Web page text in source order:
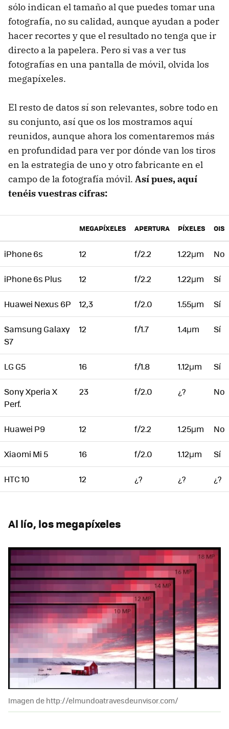
sólo indican el tamaño al que puedes tomar una
fotografía, no su calidad, aunque ayudan a poder
hacer recortes y que el resultado no tenga que ir
directo a la papelera. Pero si vas a ver tus
fotografías en una pantalla de móvil, olvida los
megapíxeles.
El resto de datos sí son relevantes, sobre todo en
su conjunto, así que os los mostramos aquí
reunidos, aunque ahora los comentaremos más
en profundidad para ver por dónde van los tiros
en la estrategia de uno y otro fabricante en el
campo de la fotografía móvil. Así pues, aquí
tenéis vuestras cifras:
MEGAPÍXELES APERTURA PÍXELES OIS
iPhone 6s 12 f/2.2 1.22µm No
iPhone 6s Plus 12 f/2.2 1.22µm Sí
Huawei Nexus 6P 12,3 f/2.0 1.55µm Sí
Samsung Galaxy
S7
12 f/1.7 1.4µm Sí
LG G5 16 f/1.8 1.12µm Sí
Sony Xperia X
Perf.
23 f/2.0 ¿? No
Huawei P9 12 f/2.2 1.25µm No
Xiaomi Mi 5 16 f/2.0 1.12µm Sí
HTC 10 12 ¿? ¿? ¿?
Al lío, los megapíxeles
Imagen de http://elmundoatravesdeunvisor.com/